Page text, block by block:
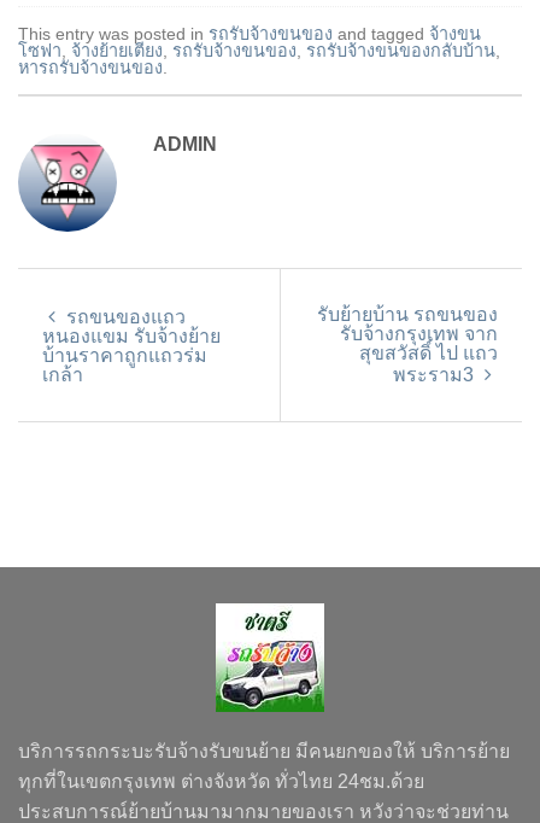
This entry was posted in รถรับจ้างขนของ and tagged จ้างขน
โซฟา
จ้างย้ายเตียง รถรับจ้างขนของ รถรับจ้างขนของกลับบ้าน
หารถรับจ้างขนของ
ADMIN
รถขนของแถว
หนองแขม รับจ้างย้าย
บ้านราคาถูกแถวร่ม
เกล้า
รับย้ายบ้าน รถขนของ
รับจ้างกรุงเทพ จาก
สุขสวัสดิ์ ไป แถว
พระราม3
บริการรถกระบะรับจ้างรับขนย้าย มีคนยกของให้ บริการย้าย
ทุกที่ในเขตกรุงเทพ ต่างจังหวัด ทั่วไทย 24ชม.ด้วย
ประสบการณ์ย้ายบ้านมามากมายของเรา หวังว่าจะช่วยท่าน